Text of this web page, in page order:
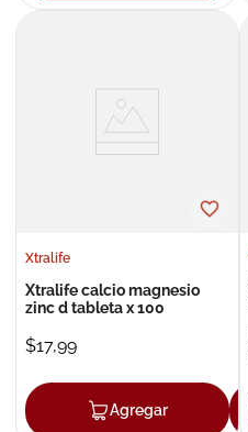
Xtralife
Xtralife calcio magnesio
zinc d tableta x 100
$17,99
Agregar